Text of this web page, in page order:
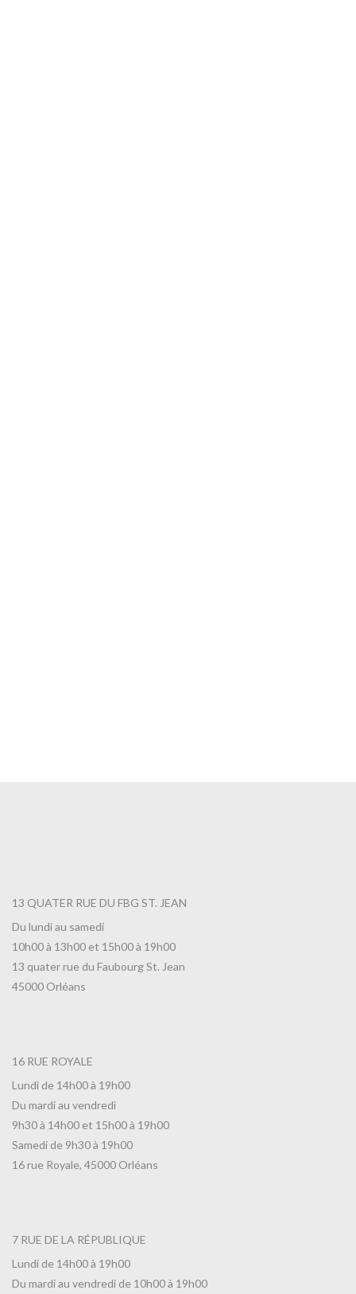
13 QUATER RUE DU FBG ST. JEAN
Du lundi au samedi
10h00 à 13h00 et 15h00 à 19h00
13 quater rue du Faubourg St. Jean
45000 Orléans
16 RUE ROYALE
Lundi de 14h00 à 19h00
Du mardi au vendredi
9h30 à 14h00 et 15h00 à 19h00
Samedi de 9h30 à 19h00
16 rue Royale, 45000 Orléans
7 RUE DE LA RÉPUBLIQUE
Lundi de 14h00 à 19h00
Du mardi au vendredi de 10h00 à 19h00